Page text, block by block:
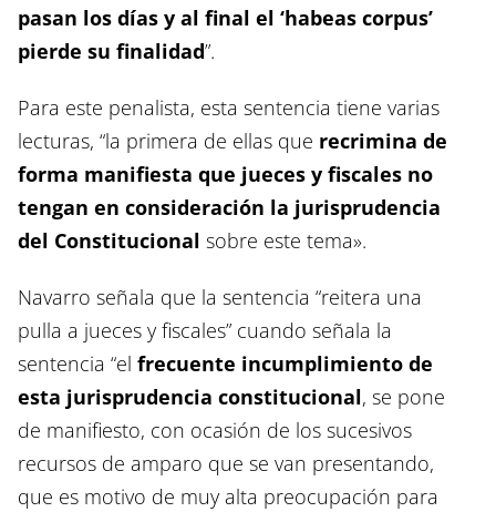
pasan los días y al final el ‘habeas corpus’
pierde su finalidad”.
Para este penalista, esta sentencia tiene varias
lecturas, “la primera de ellas que recrimina de
forma manifiesta que jueces y fiscales no
tengan en consideración la jurisprudencia
del Constitucional sobre este tema».
Navarro señala que la sentencia “reitera una
pulla a jueces y fiscales” cuando señala la
sentencia “el frecuente incumplimiento de
esta jurisprudencia constitucional, se pone
de manifiesto, con ocasión de los sucesivos
recursos de amparo que se van presentando,
que es motivo de muy alta preocupación para